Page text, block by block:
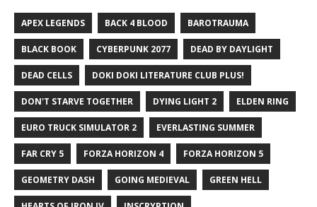
APEX LEGENDS BACK 4 BLOOD BAROTRAUMA
BLACK BOOK CYBERPUNK 2077 DEAD BY DAYLIGHT
DEAD CELLS DOKI DOKI LITERATURE CLUB PLUS!
DON'T STARVE TOGETHER DYING LIGHT 2 ELDEN RING
EURO TRUCK SIMULATOR 2 EVERLASTING SUMMER
FAR CRY 5 FORZA HORIZON 4 FORZA HORIZON 5
GEOMETRY DASH GOING MEDIEVAL GREEN HELL